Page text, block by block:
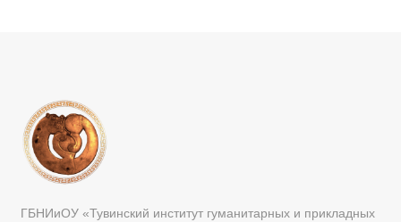
ГБНИиОУ «Тувинский институт гуманитарных и прикладных